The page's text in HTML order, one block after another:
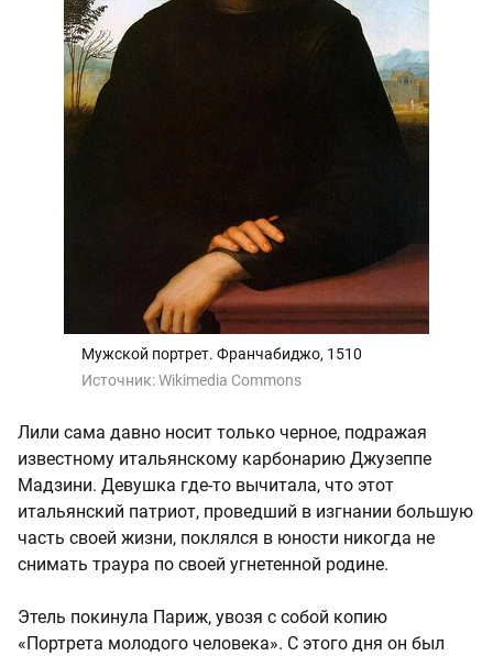
Мужской портрет. Франчабиджо, 1510
Источник:Wikimedia Commons
Лили сама давно носит только черное, подражая
известному итальянскому карбонарию Джузеппе
Мадзини. Девушка где-то вычитала, что этот
итальянский патриот, проведший в изгнании большую
часть своей жизни, поклялся в юности никогда не
снимать траура по своей угнетенной родине.
Этель покинула Париж, увозя с собой копию
«Портрета молодого человека». С этого дня он был